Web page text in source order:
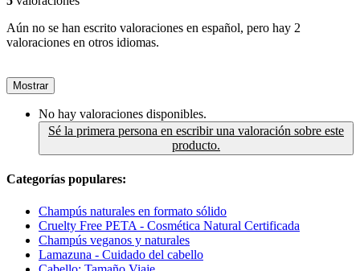
Aún no se han escrito valoraciones en español, pero hay 2
valoraciones en otros idiomas.
Mostrar
No hay valoraciones disponibles.
Sé la primera persona en escribir una valoración sobre este
producto.
Categorías populares:
Champús naturales en formato sólido
Cruelty Free PETA - Cosmética Natural Certificada
Champús veganos y naturales
Lamazuna - Cuidado del cabello